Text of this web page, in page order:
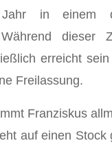
in einem
dieser
erreicht
Freilassung.
Franziskus
auf einen Stock